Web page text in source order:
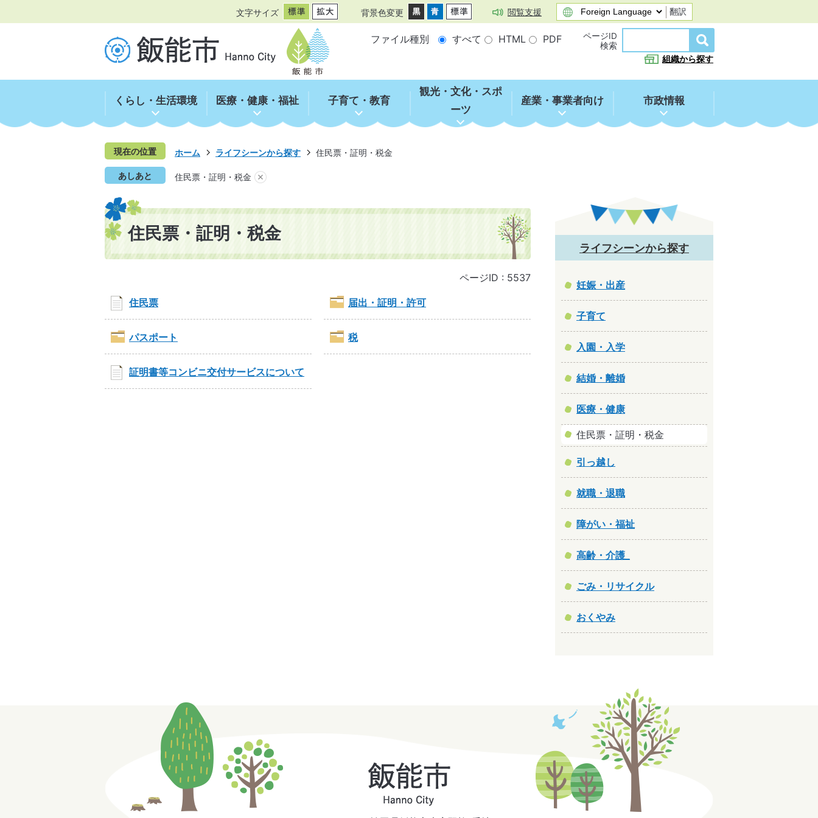
文字サイズ 背景色変更 閲覧支援 翻訳
ファイル種別 すべて HTML PDF
ページID
検索
組織から探す
くらし・生活環境 医療・健康・福祉 子育て・教育
観光・文化・スポ
ーツ
産業・事業者向け 市政情報
現在の位置 ホーム ライフシーンから探す 住民票・証明・税金
あしあと 住民票・証明・税金
住民票・証明・税金
ページID : 5537
住民票 届出・証明・許可
パスポート 税
証明書等コンビニ交付サービスについて
ライフシーンから探す
妊娠・出産
子育て
入園・入学
結婚・離婚
医療・健康
住民票・証明・税金
引っ越し
就職・退職
障がい・福祉
高齢・介護_
ごみ・リサイクル
おくやみ
飯
能